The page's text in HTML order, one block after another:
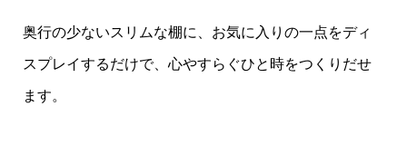
奥行の少ないスリムな棚に、お気に入りの一点をディ
スプレイするだけで、心やすらぐひと時をつくりだせ
ます。